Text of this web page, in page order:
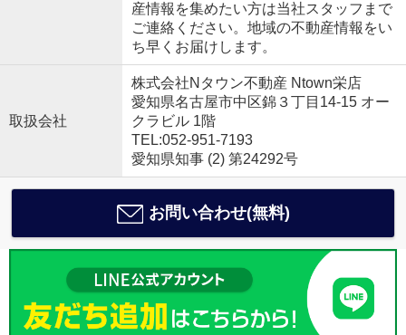
産情報を集めたい方は当社スタッフまで
ご連絡ください。地域の不動産情報をい
ち早くお届けします。
取扱会社
株式会社Nタウン不動産 Ntown栄店
愛知県名古屋市中区錦３丁目14-15 オー
クラビル 1階
TEL:052-951-7193
愛知県知事 (2) 第24292号
お問い合わせ(無料)